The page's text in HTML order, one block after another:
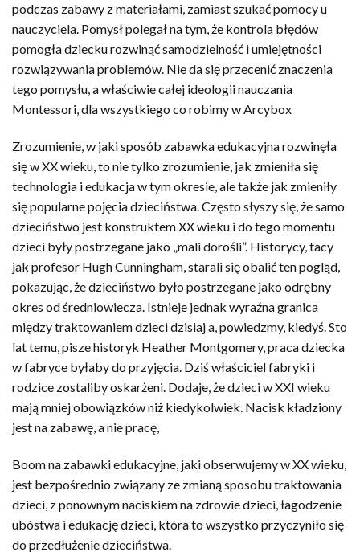
podczas zabawy z materiałami, zamiast szukać pomocy u
nauczyciela. Pomysł polegał na tym, że kontrola błędów
pomogła dziecku rozwinąć samodzielność i umiejętności
rozwiązywania problemów. Nie da się przecenić znaczenia
tego pomysłu, a właściwie całej ideologii nauczania
Montessori, dla wszystkiego co robimy w Arcybox
Zrozumienie, w jaki sposób zabawka edukacyjna rozwinęła
się w XX wieku, to nie tylko zrozumienie, jak zmieniła się
technologia i edukacja w tym okresie, ale także jak zmieniły
się popularne pojęcia dzieciństwa. Często słyszy się, że samo
dzieciństwo jest konstruktem XX wieku i do tego momentu
dzieci były postrzegane jako „mali dorośli”. Historycy, tacy
jak profesor Hugh Cunningham, starali się obalić ten pogląd,
pokazując, że dzieciństwo było postrzegane jako odrębny
okres od średniowiecza. Istnieje jednak wyraźna granica
między traktowaniem dzieci dzisiaj a, powiedzmy, kiedyś. Sto
lat temu, pisze historyk Heather Montgomery, praca dziecka
w fabryce byłaby do przyjęcia. Dziś właściciel fabryki i
rodzice zostaliby oskarżeni. Dodaje, że dzieci w XXI wieku
mają mniej obowiązków niż kiedykolwiek. Nacisk kładziony
jest na zabawę, a nie pracę,
Boom na zabawki edukacyjne, jaki obserwujemy w XX wieku,
jest bezpośrednio związany ze zmianą sposobu traktowania
dzieci, z ponownym naciskiem na zdrowie dzieci, łagodzenie
ubóstwa i edukację dzieci, która to wszystko przyczyniło się
do przedłużenie dzieciństwa.